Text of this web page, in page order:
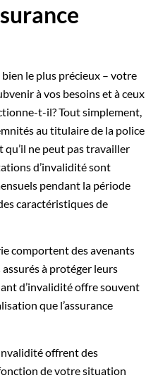
le plus précieux – votre
à vos besoins et à ceux
t-il? Tout simplement,
au titulaire de la police
qu’il ne peut pas travailler
d’invalidité sont
pendant la période
caractéristiques de
comportent des avenants
à protéger leurs
d’invalidité offre souvent
que l’assurance
invalidité offrent des
de votre situation